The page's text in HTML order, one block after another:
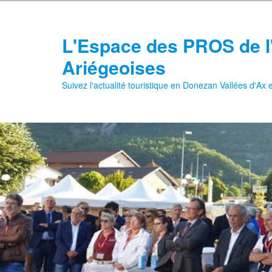
L'Espace des PROS
Ariégeoises
Suivez l'actualité touristique en Donezan Vallées d'Ax